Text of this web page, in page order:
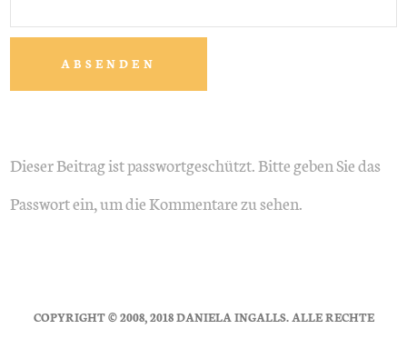
Dieser Beitrag ist passwortgeschützt. Bitte geben Sie das
Passwort ein, um die Kommentare zu sehen.
COPYRIGHT © 2008, 2018 DANIELA INGALLS. ALLE RECHTE